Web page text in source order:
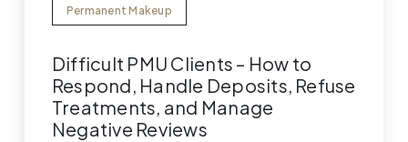
Permanent Makeup
Difficult PMU Clients – How to
Respond, Handle Deposits, Refuse
Treatments, and Manage
Negative Reviews